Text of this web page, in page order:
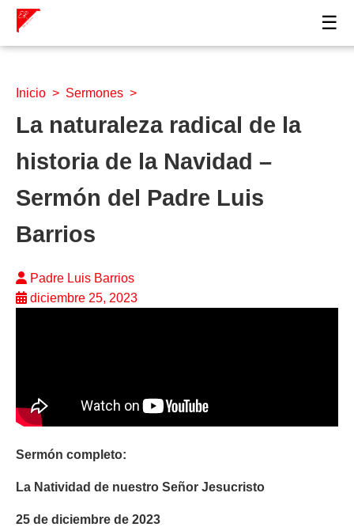
☰
Inicio > Sermones >
La naturaleza radical de la
historia de la Navidad –
Sermón del Padre Luis
Barrios
Padre Luis Barrios
diciembre 25, 2023
Sermón completo:
La Natividad de nuestro Señor Jesucristo
25 de diciembre de 2023